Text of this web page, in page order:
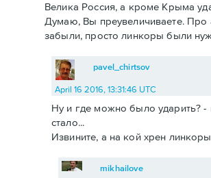
Велика Россия, а кроме Крыма
Думаю, Вы преувеличиваете. Про
забыли, просто линкоры были
pavel_chirtsov
April 16 2016, 13:31:46 UTC
Ну и где можно было ударить? -
стало...
Извините, а на кой хрен
mikhailove